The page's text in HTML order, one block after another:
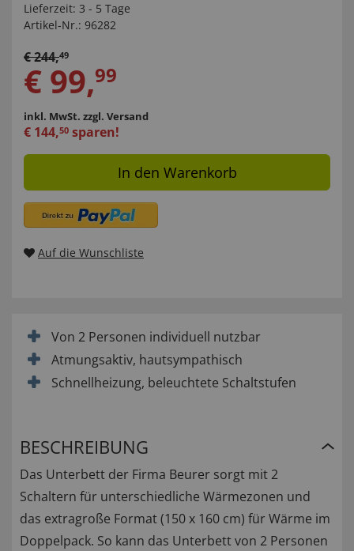
Lieferzeit: 3 - 5 Tage
Artikel-Nr.: 96282
€244,49
€ 99,99
inkl. MwSt. zzgl. Versand
€ 144,50 sparen!
In den Warenkorb
Auf die Wunschliste
Von 2 Personen individuell nutzbar
Atmungsaktiv, hautsympathisch
Schnellheizung, beleuchtete Schaltstufen
BESCHREIBUNG
Das Unterbett der Firma Beurer sorgt mit 2
Schaltern für unterschiedliche Wärmezonen und
das extragroße Format (150 x 160 cm) für Wärme im
Doppelpack. So kann das Unterbett von 2 Personen